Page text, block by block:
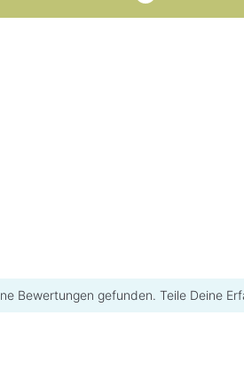
Bewertungen gefunden. Teile Deine